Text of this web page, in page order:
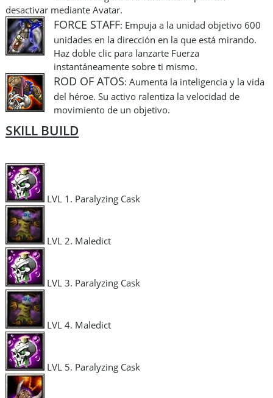
desactivar mediante Avatar.
FORCE STAFF: Empuja a la unidad objetivo 600
unidades en la dirección en la que está mirando.
Haz doble clic para lanzarte Fuerza
instantáneamente sobre ti mismo.
ROD OF ATOS: Aumenta la inteligencia y la vida
del héroe. Su activo ralentiza la velocidad de
movimiento de un objetivo.
SKILL BUILD
LVL 1. Paralyzing Cask
LVL 2. Maledict
LVL 3. Paralyzing Cask
LVL 4. Maledict
LVL 5. Paralyzing Cask